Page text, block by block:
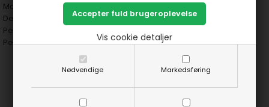
Nødvendige Markedsføring
Vis cookie detaljer
Materialer: 100% bomuld
Dette patchworkstof er 110 cm bred.
Perfekt til dække servietter, tasker, duge, pude mm
​​​​​​​Perfekt til dig som elsker at være kreativ og sy
Prøv lige at se her: